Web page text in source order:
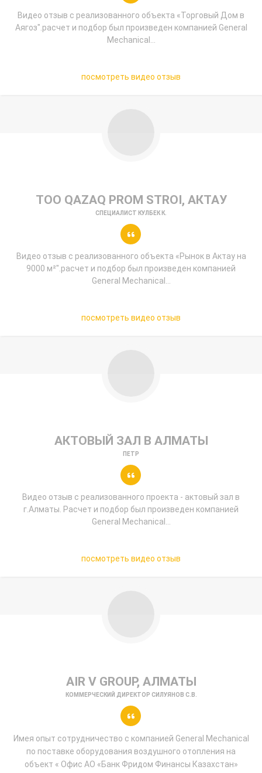
Видео отзыв с реализованного объекта «Торговый Дом в
Аягоз".расчет и подбор был произведен компанией General
Mechanical...
посмотреть видео отзыв
ТОО QAZAQ PROM STROI, АКТАУ
СПЕЦИАЛИСТ КУЛБЕК К.
Видео отзыв с реализованного объекта «Рынок в Актау на
9000 м²".расчет и подбор был произведен компанией
General Mechanical...
посмотреть видео отзыв
АКТОВЫЙ ЗАЛ В АЛМАТЫ
ПЕТР
Видео отзыв c реализованного проекта - актовый зал в
г.Алматы. Расчет и подбор был произведен компанией
General Mechanical...
посмотреть видео отзыв
AIR V GROUP, АЛМАТЫ
КОММЕРЧЕСКИЙ ДИРЕКТОР СИЛУЯНОВ С.В.
Имея опыт сотрудничество с компанией General Mechanical
по поставке оборудования воздушного отопления на
объект « Офис АО «Банк Фридом Финансы Казахстан»